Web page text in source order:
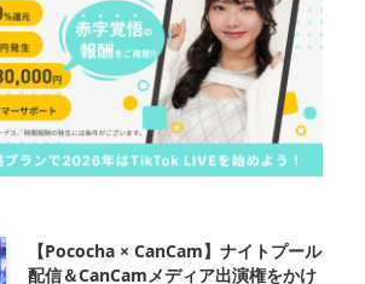
【Pococha × CanCam】ナイトプール
配信＆CanCamメディア出演権をかけ